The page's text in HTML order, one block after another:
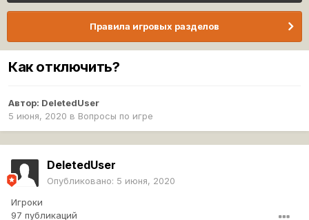
Правила игровых разделов
Как отключить?
Автор: DeletedUser
5 июня, 2020 в Вопросы по игре
DeletedUser
Опубликовано: 5 июня, 2020
Игроки
97 публикаций